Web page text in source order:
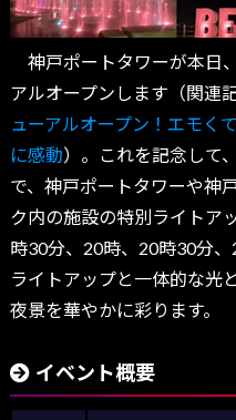
神戸ポートタワーが本日
アルオープンします（関連
ューアルオープン！エモく
に感動）。これを記念して
で、神戸ポートタワーや神
ク内の施設の特別ライトア
時30分、20時、20時30分、
ライトアップと一体的な光
夜景を華やかに彩ります。
イベント概要